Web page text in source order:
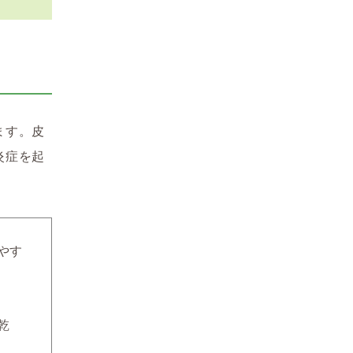
す。皮
を起
す